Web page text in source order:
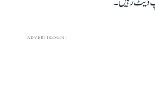
ADVERTISEMENT